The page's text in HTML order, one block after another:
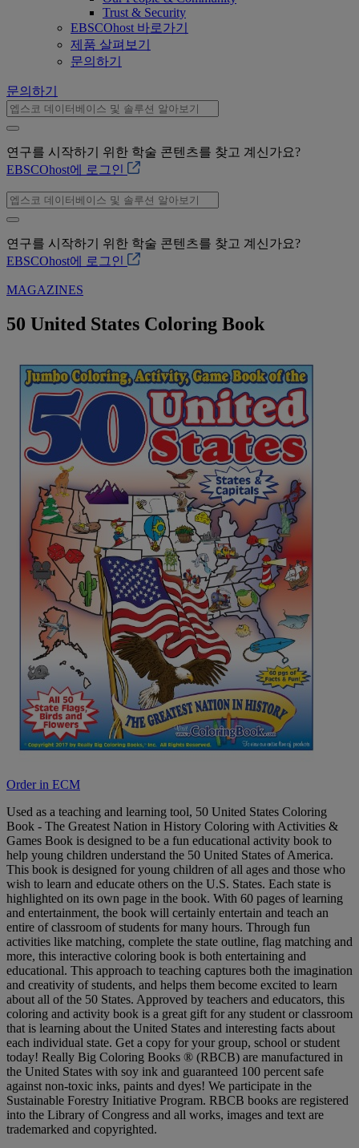
Trust & Security
EBSCOhost 바로가기
제품 살펴보기
문의하기
문의하기
연구를 시작하기 위한 학술 콘텐츠를 찾고 계신가요?
EBSCOhost에 로그인
연구를 시작하기 위한 학술 콘텐츠를 찾고 계신가요?
EBSCOhost에 로그인
MAGAZINES
50 United States Coloring Book
Order in ECM
Used as a teaching and learning tool, 50 United States Coloring
Book - The Greatest Nation in History Coloring with Activities &
Games Book is designed to be a fun educational activity book to
help young children understand the 50 United States of America.
This book is designed for young children of all ages and those who
wish to learn and educate others on the U.S. States. Each state is
highlighted on its own page in the book. With 60 pages of learning
and entertainment, the book will certainly entertain and teach an
entire of classroom of students for many hours. Through fun
activities like matching, complete the state outline, flag matching and
more, this interactive coloring book is both entertaining and
educational. This approach to teaching captures both the imagination
and creativity of students, and helps them become excited to learn
about all of the 50 States. Approved by teachers and educators, this
coloring and activity book is a great gift for any student or classroom
that is learning about the United States and interesting facts about
each individual state. Get a copy for your group, school or student
today! Really Big Coloring Books ® (RBCB) are manufactured in
the United States with soy ink and guaranteed 100 percent safe
against non-toxic inks, paints and dyes! We participate in the
Sustainable Forestry Initiative Program. RBCB books are registered
into the Library of Congress and all works, images and text are
trademarked and copyrighted.